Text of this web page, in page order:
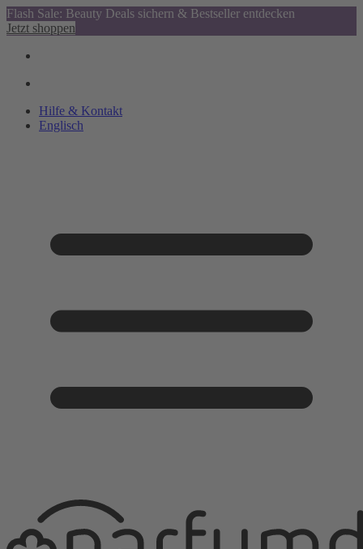
Flash Sale: Beauty Deals sichern & Bestseller entdecken
Jetzt shoppen
Hilfe & Kontakt
Englisch